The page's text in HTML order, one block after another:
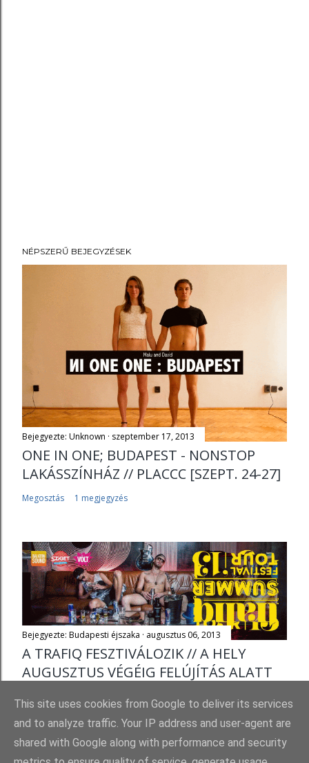
NÉPSZERŰ BEJEGYZÉSEK
Bejegyezte: Unknown szeptember 17, 2013
ONE IN ONE; BUDAPEST - NONSTOP
LAKÁSSZÍNHÁZ // PLACCC [SZEPT. 24-27]
Megosztás 1 megjegyzés
Bejegyezte: Budapesti éjszaka augusztus 06, 2013
A TRAFIQ FESZTIVÁLOZIK // A HELY
AUGUSZTUS VÉGÉIG FELÚJÍTÁS ALATT
1 megjegyzés
This site uses cookies from Google to deliver its services
and to analyze traffic. Your IP address and user-agent are
shared with Google along with performance and security